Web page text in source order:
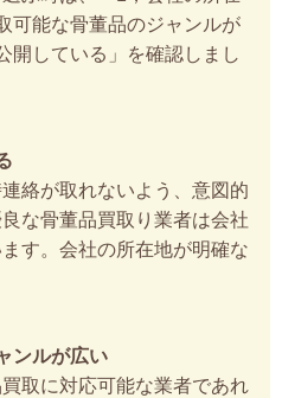
可能な骨董品のジャンルが
開している」を確認しまし
絡が取れないよう、意図的
な骨董品買取り業者は会社
す。会社の所在地が明確な
ンルが広い
取に対応可能な業者であれ